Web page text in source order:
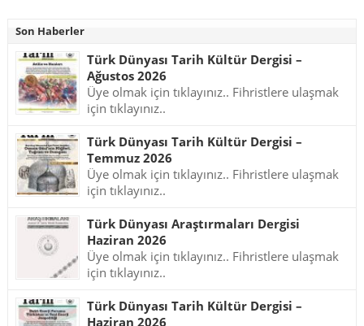
Son Haberler
Türk Dünyası Tarih Kültür Dergisi –
Ağustos 2026
Üye olmak için tıklayınız.. Fihristlere ulaşmak
için tıklayınız..
Türk Dünyası Tarih Kültür Dergisi –
Temmuz 2026
Üye olmak için tıklayınız.. Fihristlere ulaşmak
için tıklayınız..
Türk Dünyası Araştırmaları Dergisi
Haziran 2026
Üye olmak için tıklayınız.. Fihristlere ulaşmak
için tıklayınız..
Türk Dünyası Tarih Kültür Dergisi –
Haziran 2026